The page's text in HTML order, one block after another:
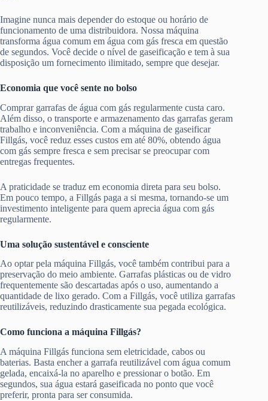
Imagine nunca mais depender do estoque ou horário de
funcionamento de uma distribuidora. Nossa máquina
transforma água comum em água com gás fresca em questão
de segundos. Você decide o nível de gaseificação e tem à sua
disposição um fornecimento ilimitado, sempre que desejar.
Economia que você sente no bolso
Comprar garrafas de água com gás regularmente custa caro.
Além disso, o transporte e armazenamento das garrafas geram
trabalho e inconveniência. Com a máquina de gaseificar
Fillgás, você reduz esses custos em até 80%, obtendo água
com gás sempre fresca e sem precisar se preocupar com
entregas frequentes.
A praticidade se traduz em economia direta para seu bolso.
Em pouco tempo, a Fillgás paga a si mesma, tornando-se um
investimento inteligente para quem aprecia água com gás
regularmente.
Uma solução sustentável e consciente
Ao optar pela máquina Fillgás, você também contribui para a
preservação do meio ambiente. Garrafas plásticas ou de vidro
frequentemente são descartadas após o uso, aumentando a
quantidade de lixo gerado. Com a Fillgás, você utiliza garrafas
reutilizáveis, reduzindo drasticamente sua pegada ecológica.
Como funciona a máquina Fillgás?
A máquina Fillgás funciona sem eletricidade, cabos ou
baterias. Basta encher a garrafa reutilizável com água comum
gelada, encaixá-la no aparelho e pressionar o botão. Em
segundos, sua água estará gaseificada no ponto que você
preferir, pronta para ser consumida.